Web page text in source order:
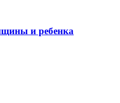
и ребенка